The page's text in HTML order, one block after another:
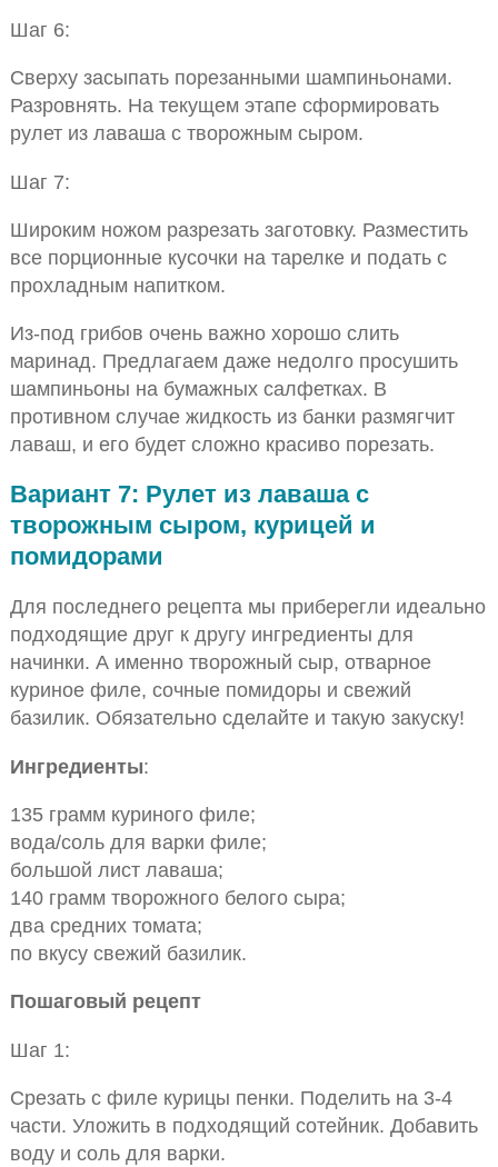
Шаг 6:
Сверху засыпать порезанными шампиньонами.
Разровнять. На текущем этапе сформировать
рулет из лаваша с творожным сыром.
Шаг 7:
Широким ножом разрезать заготовку. Разместить
все порционные кусочки на тарелке и подать с
прохладным напитком.
Из-под грибов очень важно хорошо слить
маринад. Предлагаем даже недолго просушить
шампиньоны на бумажных салфетках. В
противном случае жидкость из банки размягчит
лаваш, и его будет сложно красиво порезать.
Вариант 7: Рулет из лаваша с
творожным сыром, курицей и
помидорами
Для последнего рецепта мы приберегли идеально
подходящие друг к другу ингредиенты для
начинки. А именно творожный сыр, отварное
куриное филе, сочные помидоры и свежий
базилик. Обязательно сделайте и такую закуску!
Ингредиенты:
135 грамм куриного филе;
вода/соль для варки филе;
большой лист лаваша;
140 грамм творожного белого сыра;
два средних томата;
по вкусу свежий базилик.
Пошаговый рецепт
Шаг 1:
Срезать с филе курицы пенки. Поделить на 3-4
части. Уложить в подходящий сотейник. Добавить
воду и соль для варки.